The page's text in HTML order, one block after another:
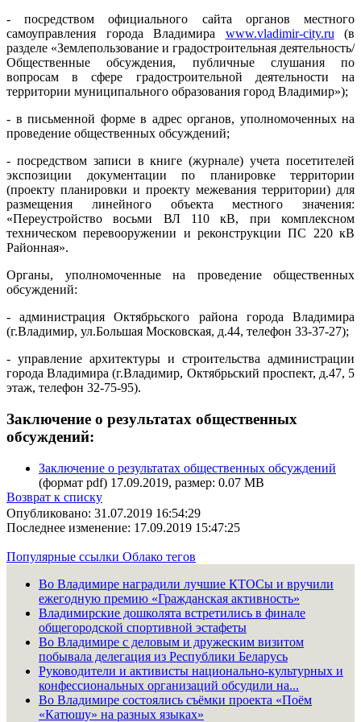
- посредством официального сайта органов местного
самоуправления города Владимира www.vladimir-city.ru (в
разделе «Землепользование и градостроительная деятельность/
Общественные обсуждения, публичные слушания по
вопросам в сфере градостроительной деятельности на
территории муниципального образования город Владимир»);
- в письменной форме в адрес органов, уполномоченных на
проведение общественных обсуждений;
- посредством записи в книге (журнале) учета посетителей
экспозиции документации по планировке территории
(проекту планировки и проекту межевания территории) для
размещения линейного объекта местного значения:
«Переустройство восьми ВЛ 110 кВ, при комплексном
техническом перевооружении и реконструкции ПС 220 кВ
Районная».
Органы, уполномоченные на проведение общественных
обсуждений:
- администрация Октябрьского района города Владимира
(г.Владимир, ул.Большая Московская, д.44, телефон 33-37-27);
- управление архитектуры и строительства администрации
города Владимира (г.Владимир, Октябрьский проспект, д.47, 5
этаж, телефон 32-75-95).
Заключение о результатах общественных
обсуждений:
Заключение о результатах общественных обсуждений
(формат pdf) 17.09.2019, размер: 0.07 MB
Возврат к списку
Опубликовано: 31.07.2019 16:54:29
Последнее изменение: 17.09.2019 15:47:25
Популярные ссылки Облако тегов
Во Владимире наградили лучшие КТОСы и вручили
ежегодную премию «Гражданская активность»
Владимирские дошколята встретились в финале
общегородской спортивной эстафеты
Во Владимире с деловым и дружеским визитом
побывала делегация из Республики Беларусь
Руководители и активисты национально-культурных и
конфессиональных организаций обсудили на...
Во Владимире состоялись съёмки проекта «Поём
«Катюшу» на разных языках»